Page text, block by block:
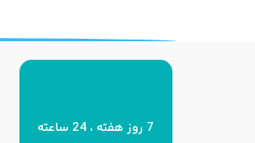
7 روز هفته ، 24 ساعته